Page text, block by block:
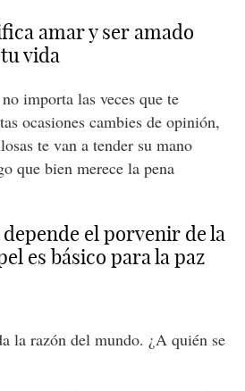
amar y ser amado
vida
importa las veces que te
ocasiones cambies de opinión,
te van a tender su mano
que bien merece la pena
el porvenir de la
es básico para la paz
la razón del mundo. ¿A quién se